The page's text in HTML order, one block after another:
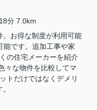
分 7.0km
お得な制度が利用可能
です。追加工事や家
の住宅メーカーを紹介
々な物件を比較してマ
トだけではなくデメリ